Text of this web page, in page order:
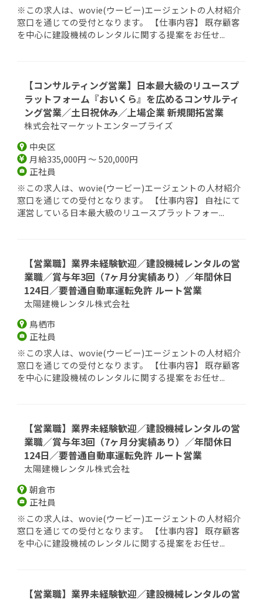
※この求人は、wovie(ウービー)エージェントの人材紹介
窓口を通じての受付となります。 【仕事内容】 既存顧客
を中心に建設機械のレンタルに関する提案をお任せ...
【コンサルティング営業】日本最大級のリユースプ
ラットフォーム『おいくら』を広めるコンサルティ
ング営業／土日祝休み／上場企業 新規開拓営業
株式会社マーケットエンタープライズ
中央区
月給335,000円 ～ 520,000円
正社員
※この求人は、wovie(ウービー)エージェントの人材紹介
窓口を通じての受付となります。 【仕事内容】 自社にて
運営している日本最大級のリユースプラットフォー...
【営業職】業界未経験歓迎／建設機械レンタルの営
業職／賞与年3回（7ヶ月分実績あり）／年間休日
124日／要普通自動車運転免許 ルート営業
太陽建機レンタル株式会社
鳥栖市
正社員
※この求人は、wovie(ウービー)エージェントの人材紹介
窓口を通じての受付となります。 【仕事内容】 既存顧客
を中心に建設機械のレンタルに関する提案をお任せ...
【営業職】業界未経験歓迎／建設機械レンタルの営
業職／賞与年3回（7ヶ月分実績あり）／年間休日
124日／要普通自動車運転免許 ルート営業
太陽建機レンタル株式会社
朝倉市
正社員
※この求人は、wovie(ウービー)エージェントの人材紹介
窓口を通じての受付となります。 【仕事内容】 既存顧客
を中心に建設機械のレンタルに関する提案をお任せ...
【営業職】業界未経験歓迎／建設機械レンタルの営